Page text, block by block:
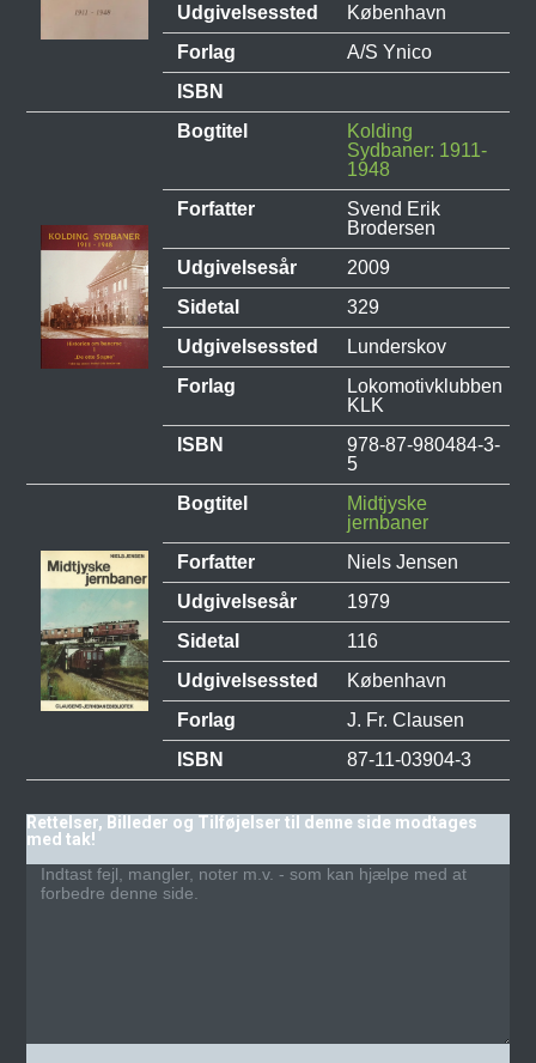
Udgivelsessted
København
Forlag
A/S Ynico
ISBN
Bogtitel
Kolding
Sydbaner: 1911-
1948
Forfatter
Svend Erik
Brodersen
Udgivelsesår
2009
Sidetal
329
Udgivelsessted
Lunderskov
Forlag
Lokomotivklubben
KLK
ISBN
978-87-980484-3-
5
Bogtitel
Midtjyske
jernbaner
Forfatter
Niels Jensen
Udgivelsesår
1979
Sidetal
116
Udgivelsessted
København
Forlag
J. Fr. Clausen
ISBN
87-11-03904-3
Rettelser, Billeder og Tilføjelser til denne side modtages
med tak!